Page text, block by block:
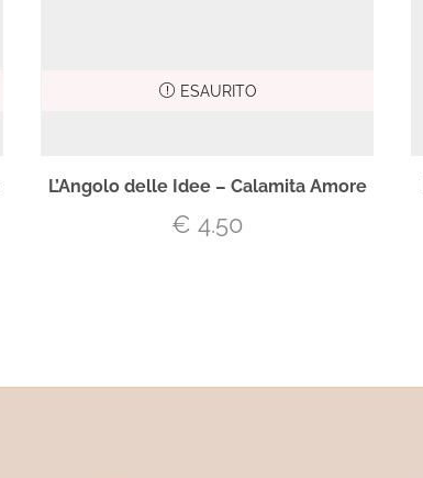
ESAURITO
L’Angolo delle Idee – Calamita Amore
€ 4.50